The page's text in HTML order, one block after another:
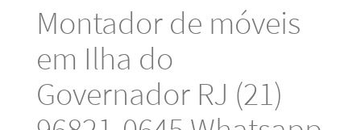
Montador de móveis
em Ilha do
Governador RJ (21)